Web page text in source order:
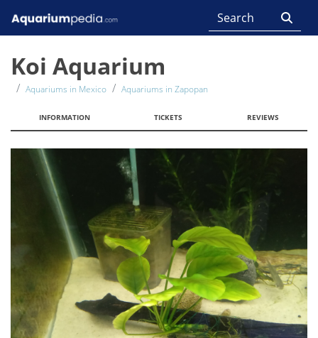
Koi Aquarium
Aquariums in Mexico Aquariums in Zapopan
INFORMATION TICKETS REVIEWS